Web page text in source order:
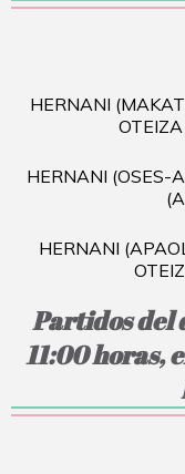
HERNANI
HERNANI (OSES-
HERNANI
Partidos del
11:00 horas,